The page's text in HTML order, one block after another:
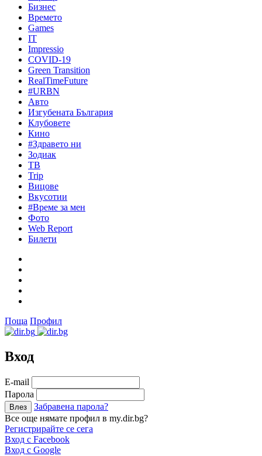
Бизнес
Времето
Games
IT
Impressio
COVID-19
Green Transition
RealTimeFuture
#URBN
Авто
Изгубената България
Клубовете
Кино
#Здравето ни
Зодиак
ТВ
Trip
Вицове
Вкусотии
#Време за мен
Фото
Web Report
Билети
Поща Профил
Вход
Е-mail
Парола
Забравена парола?
Все още нямате профил в my.dir.bg?
Регистрирайте се сега
Вход с Facebook
Вход с Google